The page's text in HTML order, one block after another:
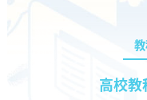
高校